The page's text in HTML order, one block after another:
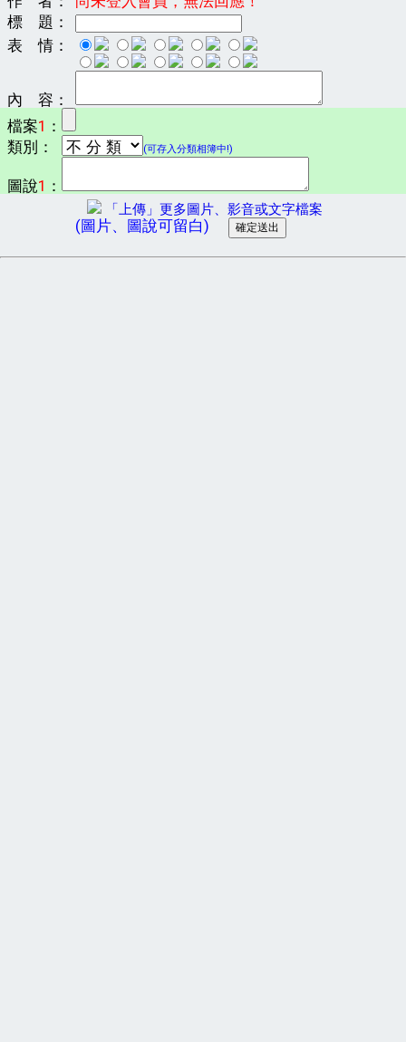
標 題：
表 情：
內 容：
檔案1 ：
類別：
(可存入分類相簿中!)
圖說1 ：
「上傳」更多圖片、影音或文字檔案
(圖片、圖說可留白)